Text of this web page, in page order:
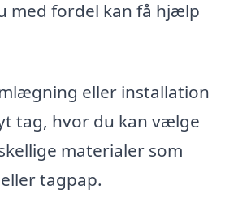
med fordel kan få hjælp
eller installation
tag, hvor du kan vælge
materialer som
tagpap.